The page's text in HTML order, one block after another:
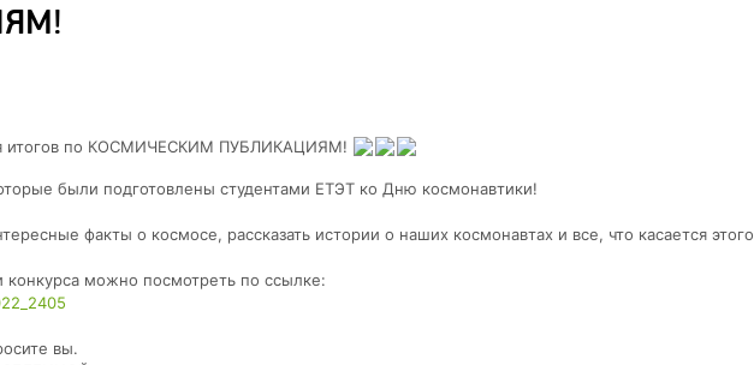
итогов по КОСМИЧЕСКИМ ПУБЛИКАЦИЯМ!
были подготовлены студентами ЕТЭТ ко Дню космонавтики!
факты о космосе, рассказать истории о наших космонавтах и все, что касается этого
конкурса можно посмотреть по ссылке:
вы.